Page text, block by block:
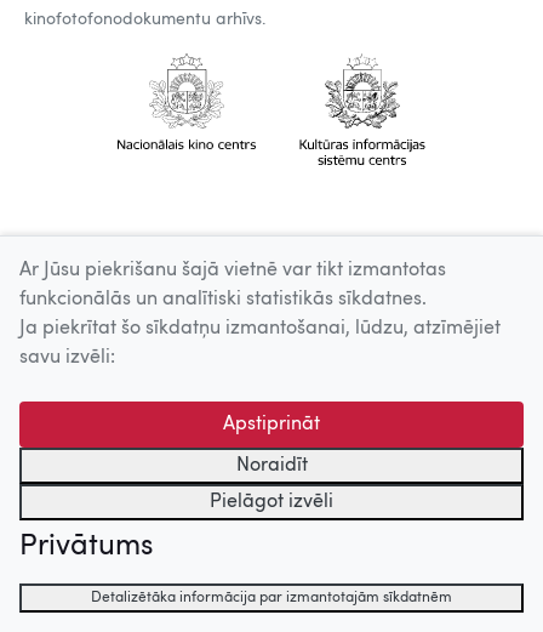
kinofotofonodokumentu arhīvs.
Ar Jūsu piekrišanu šajā vietnē var tikt izmantotas
funkcionālās un analītiski statistikās sīkdatnes.
Ja piekrītat šo sīkdatņu izmantošanai, lūdzu, atzīmējiet
savu izvēli:
Apstiprināt
Noraidīt
Pielāgot izvēli
Privātums
Detalizētāka informācija par izmantotajām sīkdatnēm